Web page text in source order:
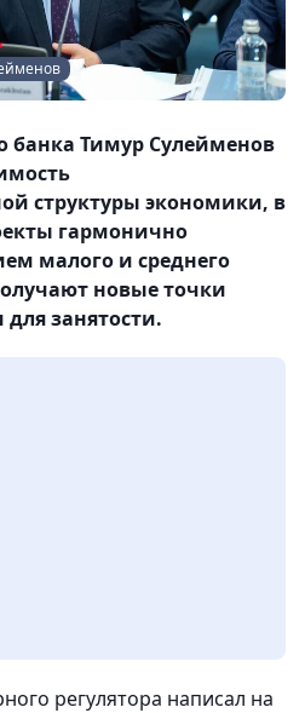
банка Тимур Сулейменов
структуры экономики, в
гармонично
малого и среднего
новые точки
занятости.
регулятора написал на